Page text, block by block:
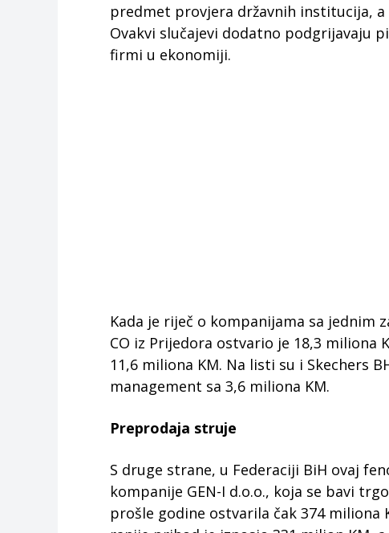
predmet provjera državnih institucija,
Ovakvi slučajevi dodatno podgrijavaju
firmi u ekonomiji.
Kada je riječ o kompanijama sa jednim
CO iz Prijedora ostvario je 18,3 miliona
11,6 miliona KM. Na listi su i Skechers
management sa 3,6 miliona KM.
Preprodaja struje
S druge strane, u Federaciji BiH ovaj
kompanije GEN-I d.o.o., koja se bavi
prošle godine ostvarila čak 374 miliona